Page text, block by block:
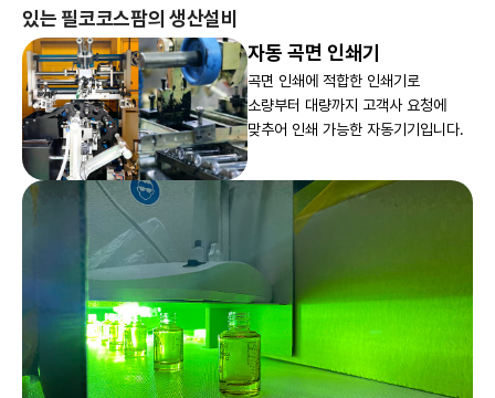
있는 필코코스팜의 생산설비
자동 곡면 인쇄기
곡면 인쇄에 적합한 인쇄기로
소량부터 대량까지 고객사 요청에
맞추어 인쇄 가능한 자동기기입니다.